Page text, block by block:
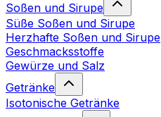
Soßen und Sirupe
Süße Soßen und Sirupe
Herzhafte Soßen und Sirupe
Geschmacksstoffe
Gewürze und Salz
Getränke
Isotonische Getränke